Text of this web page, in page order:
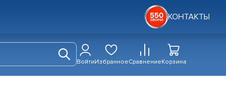
КОНТАКТЫ
ВойтиИзбранноеСравнениеКорзина